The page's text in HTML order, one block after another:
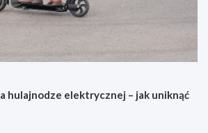
hulajnodze elektrycznej – jak uniknąć